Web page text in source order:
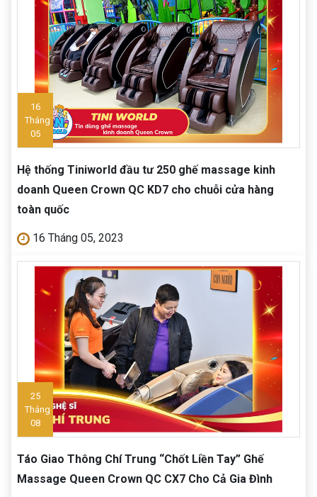
16
Tháng
05
Hệ thống Tiniworld đầu tư 250 ghế massage kinh
doanh Queen Crown QC KD7 cho chuỗi cửa hàng
toàn quốc
16 Tháng 05, 2023
25
Tháng
08
Táo Giao Thông Chí Trung “Chốt Liền Tay” Ghế
Massage Queen Crown QC CX7 Cho Cả Gia Đình